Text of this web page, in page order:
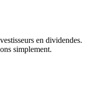
en dividendes.
simplement.